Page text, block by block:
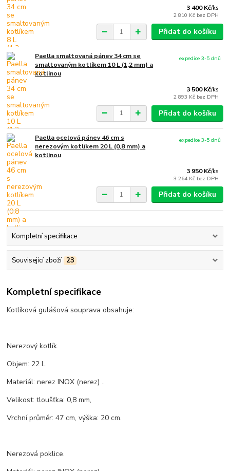
3 400 Kč/ks
2 810 Kč bez DPH
Přidat do košíku
Paella smaltovaná pánev 34 cm se
smaltovaným kotlíkem 10 L (1,2 mm) a
kotlinou
3 500 Kč/ks
2 893 Kč bez DPH
expedice 3-5 dnů
Přidat do košíku
Paella ocelová pánev 46 cm s
nerezovým kotlíkem 20 L (0,8 mm) a
kotlinou
3 950 Kč/ks
3 264 Kč bez DPH
expedice 3-5 dnů
Přidat do košíku
Kompletní specifikace
Související zboží 23
Kompletní specifikace
Kotlíková gulášová souprava obsahuje:
Nerezový kotlík.
Objem: 22 L.
Materiál: nerez INOX (nerez) ..
Velikost: tloušťka: 0,8 mm,
Vrchní průměr: 47 cm, výška: 20 cm.
Nerezová poklice.